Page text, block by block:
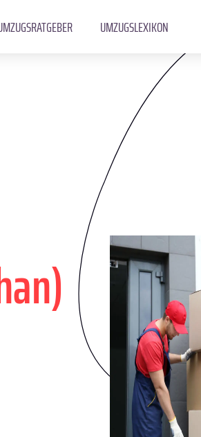
UMZUGSLEXIKON